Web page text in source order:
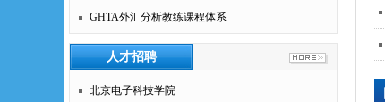
GHTA外汇分析教练课程体系
人才招聘
北京电子科技学院